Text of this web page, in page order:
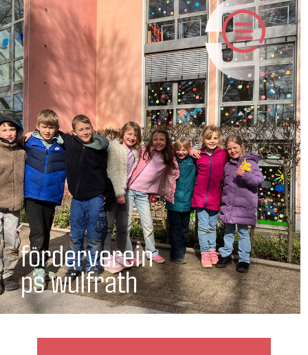
förder​verein
ps wülfrath